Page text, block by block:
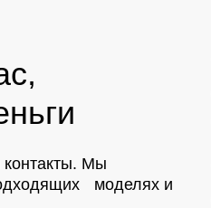
контакты. Мы
моделях и